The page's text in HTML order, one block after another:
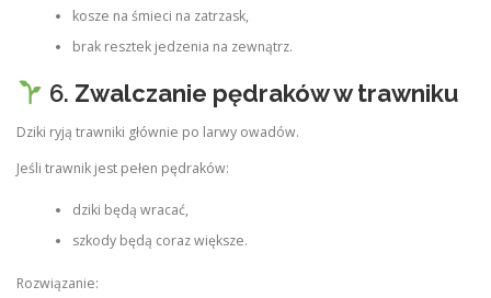
kosze na śmieci na zatrzask,
brak resztek jedzenia na zewnątrz.
6. Zwalczanie pędraków w trawniku
Dziki ryją trawniki głównie po larwy owadów.
Jeśli trawnik jest pełen pędraków:
dziki będą wracać,
szkody będą coraz większe.
Rozwiązanie: